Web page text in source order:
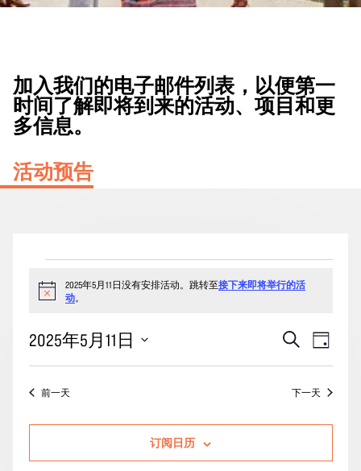
加入我们的电子邮件列表，以便第一
时间了解即将到来的活动、项目和更
多信息。
活动预告
年
月
11
日
的
活
通
2025年5月11日没有安排活动。跳转至接下来即将举行的活
动。
活
动
搜
索
和
搜
事
件
视
导
天
2025年5月11日
日
前一天 下一天
订阅日历